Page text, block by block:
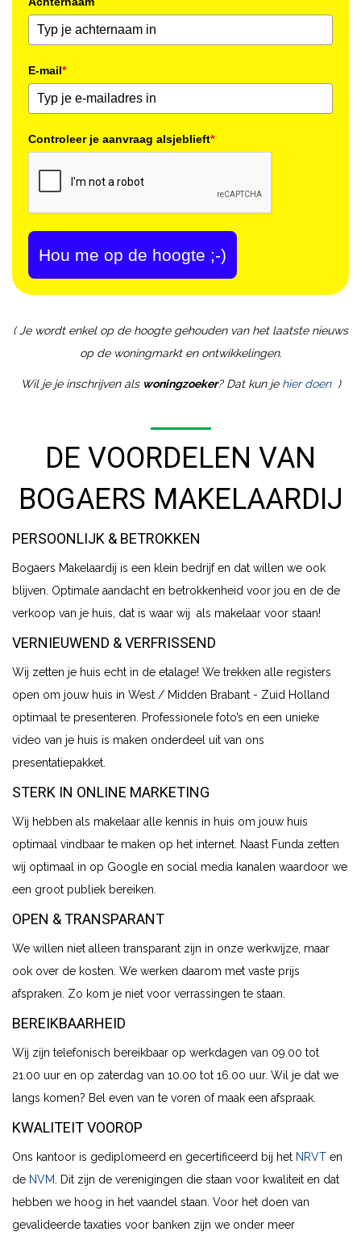
E-mail*
Controleer je aanvraag alsjeblieft*
Hou me op de hoogte ;-)
( Je wordt enkel op de hoogte gehouden van het laatste nieuws
op de woningmarkt en ontwikkelingen.
Wil je je inschrijven als woningzoeker? Dat kun je hier doen )
DE VOORDELEN VAN
BOGAERS MAKELAARDIJ
PERSOONLIJK & BETROKKEN
Bogaers Makelaardij is een klein bedrijf en dat willen we ook
blijven. Optimale aandacht en betrokkenheid voor jou en de de
verkoop van je huis, dat is waar wij als makelaar voor staan!
VERNIEUWEND & VERFRISSEND
Wij zetten je huis echt in de etalage! We trekken alle registers
open om jouw huis in West / Midden Brabant - Zuid Holland
optimaal te presenteren. Professionele foto’s en een unieke
video van je huis is maken onderdeel uit van ons
presentatiepakket.
STERK IN ONLINE MARKETING
Wij hebben als makelaar alle kennis in huis om jouw huis
optimaal vindbaar te maken op het internet. Naast Funda zetten
wij optimaal in op Google en social media kanalen waardoor we
een groot publiek bereiken.
OPEN & TRANSPARANT
We willen niet alleen transparant zijn in onze werkwijze, maar
ook over de kosten. We werken daarom met vaste prijs
afspraken. Zo kom je niet voor verrassingen te staan.
BEREIKBAARHEID
Wij zijn telefonisch bereikbaar op werkdagen van 09.00 tot
21.00 uur en op zaterdag van 10.00 tot 16.00 uur. Wil je dat we
langs komen? Bel even van te voren of maak een afspraak.
KWALITEIT VOOROP
Ons kantoor is gediplomeerd en gecertificeerd bij het NRVT en
de NVM
. Dit zijn de verenigingen die staan voor kwaliteit en dat
hebben we hoog in het vaandel staan. Voor het doen van
gevalideerde taxaties voor banken zijn we onder meer